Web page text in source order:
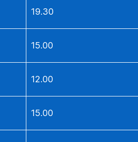
19.30
15.00
12.00
15.00